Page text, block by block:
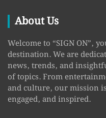
About Us
Welcome to “SIGN ON”,
destination. We are
news, trends, and
of topics. From
and culture, our mission
engaged, and inspired.